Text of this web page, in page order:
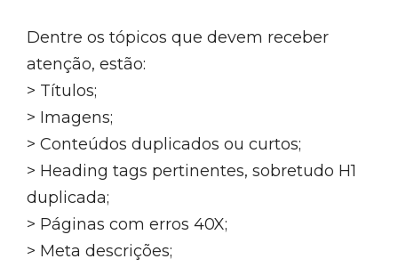
Dentre os tópicos que devem receber
atenção, estão:
> Títulos;
> Imagens;
> Conteúdos duplicados ou curtos;
> Heading tags pertinentes, sobretudo H1
duplicada;
> Páginas com erros 40X;
> Meta descrições;